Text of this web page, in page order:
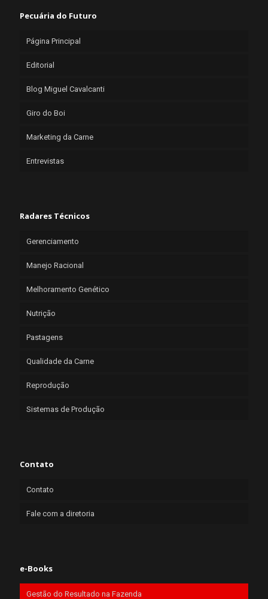
Pecuária do Futuro
Página Principal
Editorial
Blog Miguel Cavalcanti
Giro do Boi
Marketing da Carne
Entrevistas
Radares Técnicos
Gerenciamento
Manejo Racional
Melhoramento Genético
Nutrição
Pastagens
Qualidade da Carne
Reprodução
Sistemas de Produção
Contato
Contato
Fale com a diretoria
e-Books
Gestão do Resultado na Fazenda